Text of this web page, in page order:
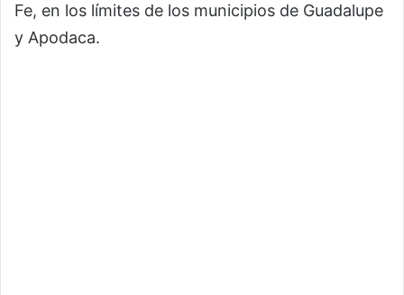
Fe, en los límites de los municipios de Guadalupe
y Apodaca.